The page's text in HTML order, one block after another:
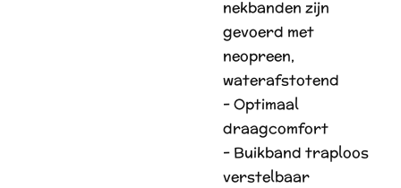
nekbanden zijn
gevoerd met
neopreen,
waterafstotend
- Optimaal
draagcomfort
- Buikband traploos
verstelbaar